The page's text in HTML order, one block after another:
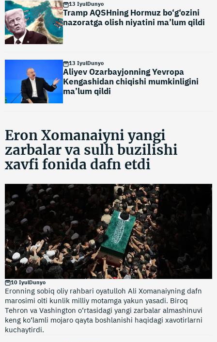
13 IyulDunyo
Tramp AQSHning Hormuz bo‘g‘ozini
nazoratga olish niyatini ma’lum qildi
13 IyulDunyo
Aliyev Ozarbayjonning Yevropa
Kengashidan chiqishi mumkinligini
ma’lum qildi
Eron Xomanaiyni yangi
zarbalar va sulh buzilishi
xavfi fonida dafn etdi
10 IyulDunyo
Eronning sobiq oliy rahbari oyatulloh Ali Xomanaiyning dafn
marosimi olti kunlik milliy motamga yakun yasadi. Biroq
Tehron va Vashington o‘rtasidagi yangi zarbalar almashinuvi
keng ko‘lamli mojaro qayta boshlanishi haqidagi xavotirlarni
kuchaytirdi.